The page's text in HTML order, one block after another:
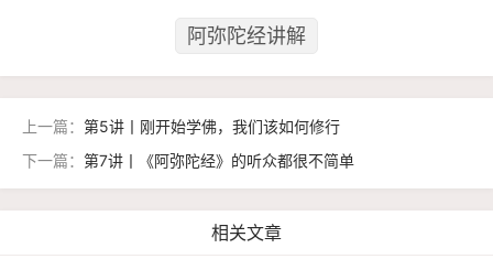
阿弥陀经讲解
上一篇： 第5讲丨刚开始学佛，我们该如何修行
下一篇： 第7讲丨《阿弥陀经》的听众都很不简单
相关文章